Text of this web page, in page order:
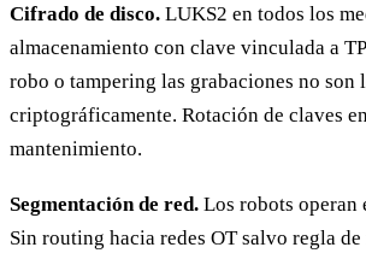
Cifrado de disco. LUKS2 en todos los
almacenamiento con clave vinculada a
robo o tampering las grabaciones no son
criptográficamente. Rotación de claves
mantenimiento.
Segmentación de red. Los robots operan
Sin routing hacia redes OT salvo regla